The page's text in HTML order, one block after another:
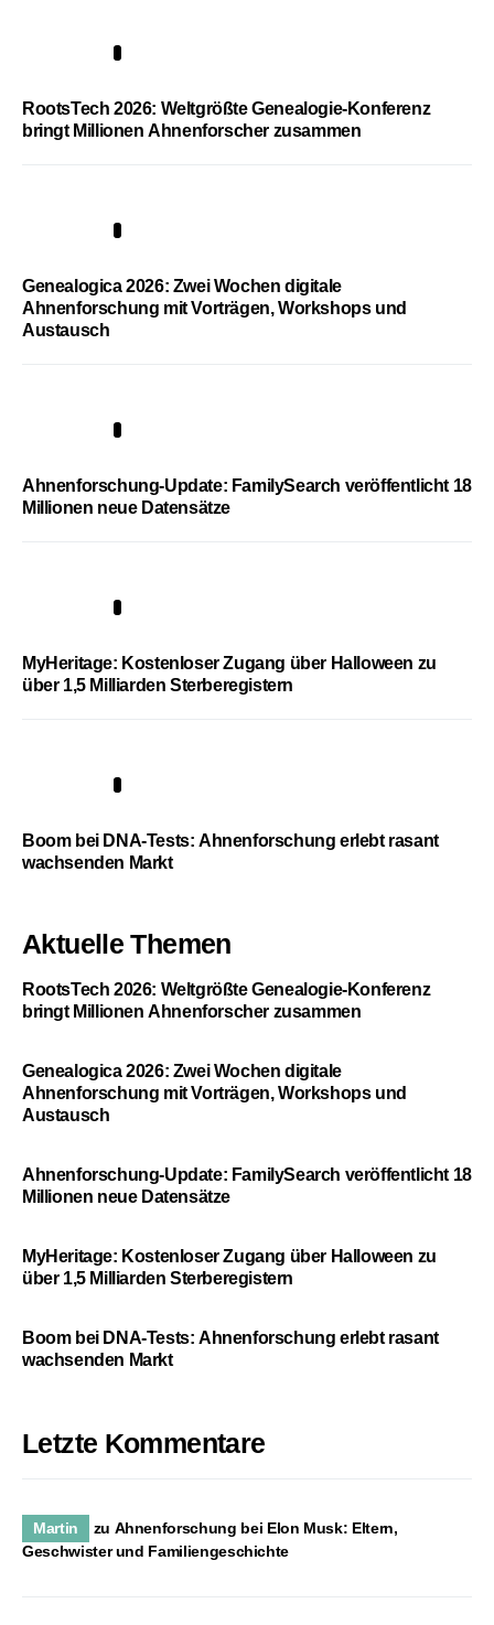
RootsTech 2026: Weltgrößte Genealogie-Konferenz
bringt Millionen Ahnenforscher zusammen
Genealogica 2026: Zwei Wochen digitale
Ahnenforschung mit Vorträgen, Workshops und
Austausch
Ahnenforschung-Update: FamilySearch veröffentlicht 18
Millionen neue Datensätze
MyHeritage: Kostenloser Zugang über Halloween zu
über 1,5 Milliarden Sterberegistern
Boom bei DNA-Tests: Ahnenforschung erlebt rasant
wachsenden Markt
Aktuelle Themen
RootsTech 2026: Weltgrößte Genealogie-Konferenz
bringt Millionen Ahnenforscher zusammen
Genealogica 2026: Zwei Wochen digitale
Ahnenforschung mit Vorträgen, Workshops und
Austausch
Ahnenforschung-Update: FamilySearch veröffentlicht 18
Millionen neue Datensätze
MyHeritage: Kostenloser Zugang über Halloween zu
über 1,5 Milliarden Sterberegistern
Boom bei DNA-Tests: Ahnenforschung erlebt rasant
wachsenden Markt
Letzte Kommentare
Martin zu Ahnenforschung bei Elon Musk: Eltern,
Geschwister und Familiengeschichte